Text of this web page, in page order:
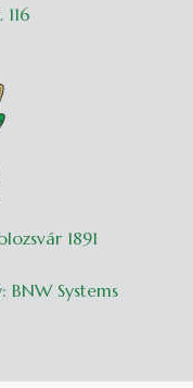
1891
Systems